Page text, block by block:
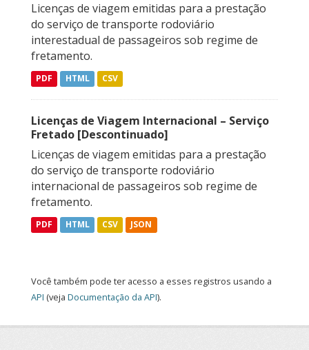
Licenças de viagem emitidas para a prestação
do serviço de transporte rodoviário
interestadual de passageiros sob regime de
fretamento.
PDF HTML CSV
Licenças de Viagem Internacional – Serviço
Fretado [Descontinuado]
Licenças de viagem emitidas para a prestação
do serviço de transporte rodoviário
internacional de passageiros sob regime de
fretamento.
PDF HTML CSV JSON
Você também pode ter acesso a esses registros usando a
API (veja Documentação da API).